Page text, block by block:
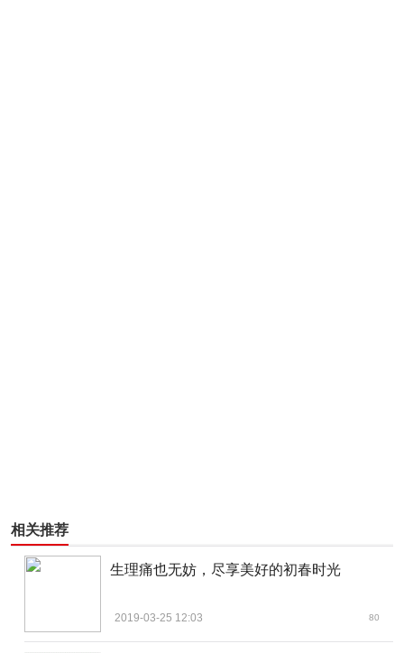
相关推荐
生理痛也无妨，尽享美好的初春时光
2019-03-25 12:03 80